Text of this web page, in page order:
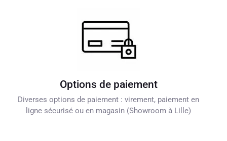
Options de paiement
Diverses options de paiement : virement, paiement en
ligne sécurisé ou en magasin (Showroom à Lille)